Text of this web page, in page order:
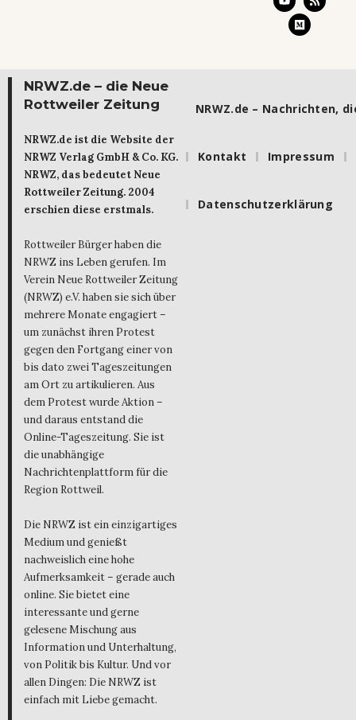
NRWZ.de – die Neue
Rottweiler Zeitung
NRWZ.de ist die Website der
NRWZ Verlag GmbH & Co. KG.
NRWZ, das bedeutet Neue
Rottweiler Zeitung. 2004
erschien diese erstmals.
Rottweiler Bürger haben die
NRWZ ins Leben gerufen. Im
Verein Neue Rottweiler Zeitung
(NRWZ) e.V. haben sie sich über
mehrere Monate engagiert –
um zunächst ihren Protest
gegen den Fortgang einer von
bis dato zwei Tageszeitungen
am Ort zu artikulieren. Aus
dem Protest wurde Aktion –
und daraus entstand die
Online-Tageszeitung. Sie ist
die unabhängige
Nachrichtenplattform für die
Region Rottweil.
Die NRWZ ist ein einzigartiges
Medium und genießt
nachweislich eine hohe
Aufmerksamkeit – gerade auch
online. Sie bietet eine
interessante und gerne
gelesene Mischung aus
Information und Unterhaltung,
von Politik bis Kultur. Und vor
allen Dingen: Die NRWZ ist
einfach mit Liebe gemacht.
NRWZ.de – Nachrichten,
Kontakt Impressum
Datenschutzerklärung